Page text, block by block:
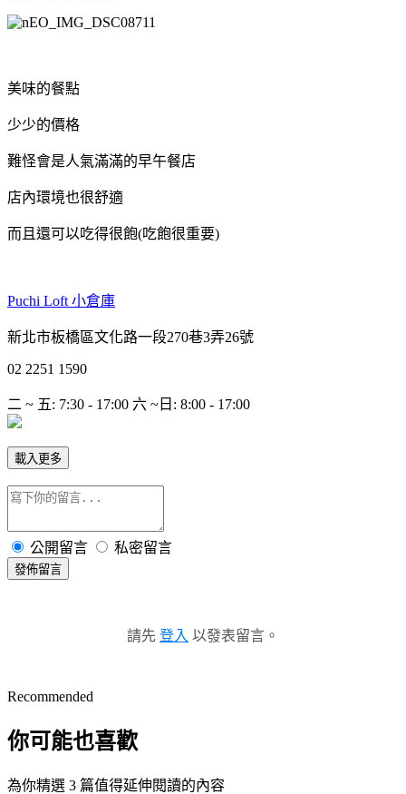
美味的餐點
少少的價格
難怪會是人氣滿滿的早午餐店
店內環境也很舒適
而且還可以吃得很飽(吃飽很重要)
Puchi Loft 小倉庫
新北市板橋區文化路一段270巷3弄26號
02 2251 1590
二 ~ 五: 7:30 - 17:00 六 ~日 : 8:00 - 17:00
載入更多
公開留言 私密留言
發佈留言
請先 登入 以發表留言。
Recommended
你可能也喜歡
為你精選 3 篇值得延伸閱讀的內容